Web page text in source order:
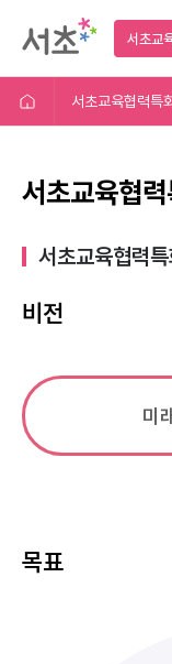
서초교
서초교육협력특
서초교육협
서초교육협력
비전
미
목표